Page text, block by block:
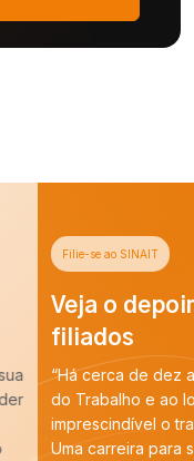
nossos
de Auditoria-Fiscal
que é
a nossa categoria.
Sindicato forte,